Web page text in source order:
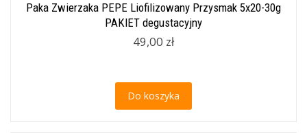
Paka Zwierzaka PEPE Liofilizowany Przysmak 5x20-30g
PAKIET degustacyjny
49,00 zł
Do koszyka